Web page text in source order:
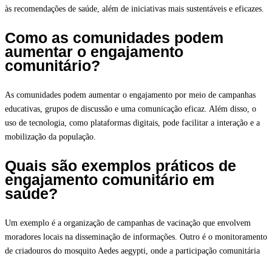
às recomendações de saúde, além de iniciativas mais sustentáveis e eficazes.
Como as comunidades podem
aumentar o engajamento
comunitário?
As comunidades podem aumentar o engajamento por meio de campanhas
educativas, grupos de discussão e uma comunicação eficaz. Além disso, o
uso de tecnologia, como plataformas digitais, pode facilitar a interação e a
mobilização da população.
Quais são exemplos práticos de
engajamento comunitário em
saúde?
Um exemplo é a organização de campanhas de vacinação que envolvem
moradores locais na disseminação de informações. Outro é o monitoramento
de criadouros do mosquito Aedes aegypti, onde a participação comunitária